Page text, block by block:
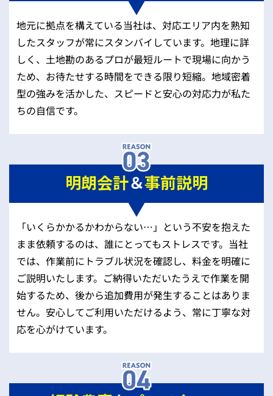
地元に拠点を構えている当社は、対応エリア内を熟知
したスタッフが常にスタンバイしています。地理に詳
しく、土地勘のあるプロが最短ルートで現場に向かう
ため、お待たせする時間をできる限り短縮。地域密着
型の強みを活かした、スピードと安心の対応力が私た
ちの自信です。
明朗会計＆事前説明
「いくらかかるかわからない…」という不安を抱えた
まま依頼するのは、誰にとってもストレスです。当社
では、作業前にトラブル状況を確認し、料金を明確に
ご説明いたします。ご納得いただいたうえで作業を開
始するため、後から追加費用が発生することはありま
せん。安心してご利用いただけるよう、常に丁寧な対
応を心がけています。